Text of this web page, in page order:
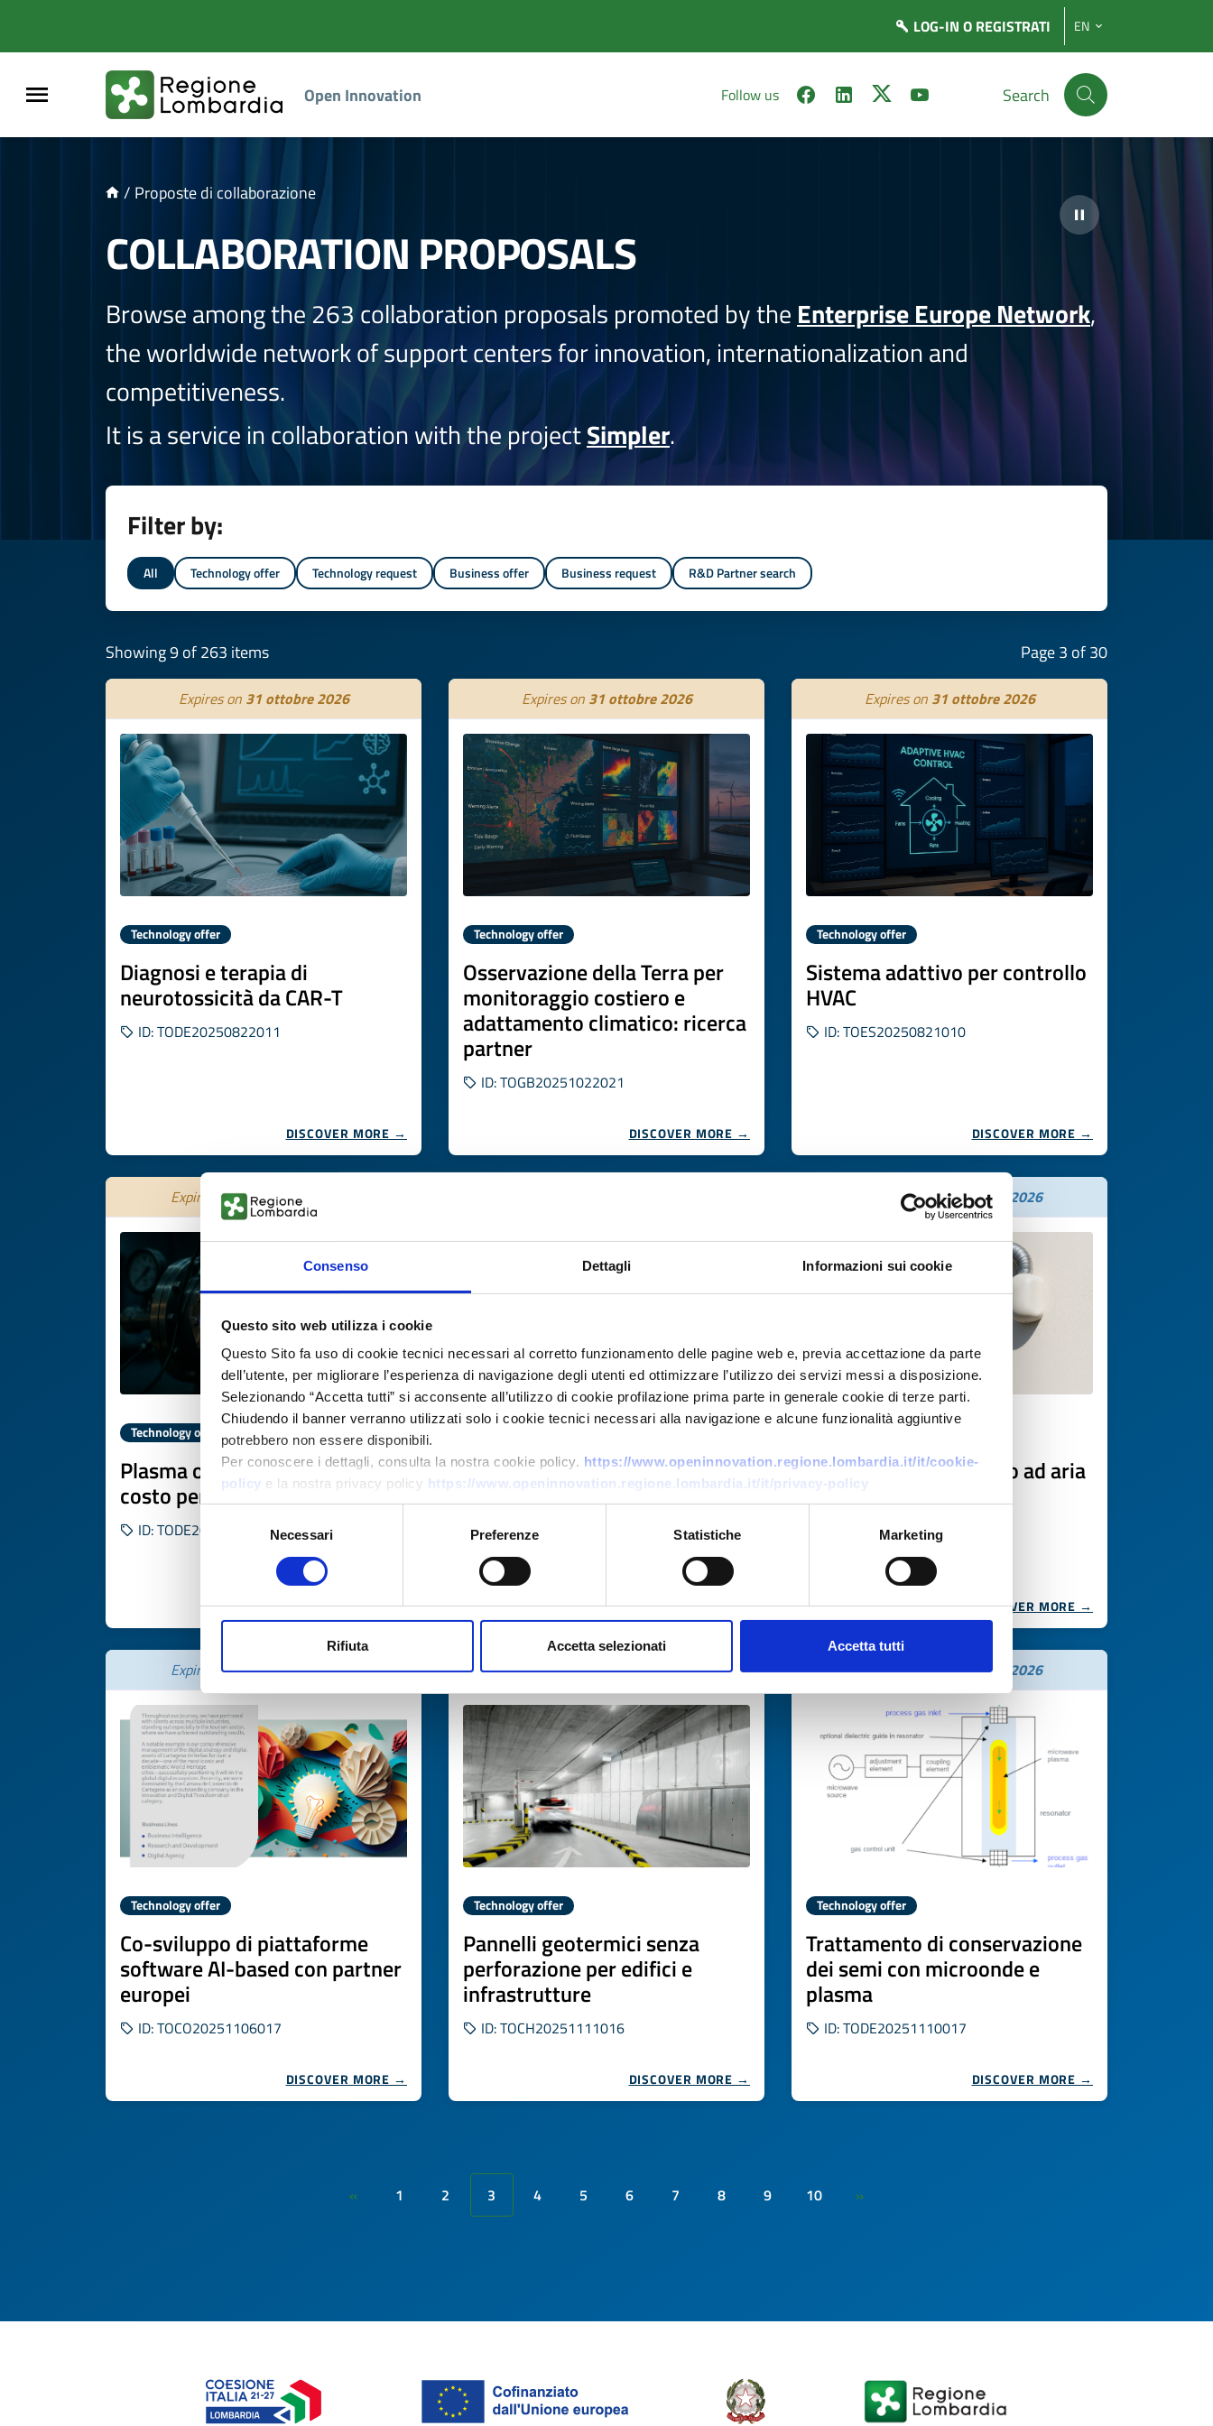
Consenso Dettagli Informazioni sui cookie
Questo sito web utilizza i cookie
Questo Sito fa uso di cookie tecnici necessari al corretto funzionamento delle pagine web e, previa accettazione da parte
dell’utente, per migliorare l’esperienza di navigazione degli utenti ed ottimizzare l’utilizzo dei servizi messi a disposizione.
Selezionando “Accetta tutti” si acconsente all’utilizzo di cookie profilazione prima parte in generale cookie di terze parti.
Chiudendo il banner verranno utilizzati solo i cookie tecnici necessari alla navigazione e alcune funzionalità aggiuntive
potrebbero non essere disponibili.
Per conoscere i dettagli, consulta la nostra cookie policy. https://www.openinnovation.regione.lombardia.it/it/cookie-
policy e la nostra privacy policy https://www.openinnovation.regione.lombardia.it/it/privacy-policy
del
Necessari Preferenze Statistiche Marketing
Rifiuta Accetta selezionati Accetta tutti
LOG-IN O REGISTRATI EN
Open Innovation Follow us Search
/ Proposte di collaborazione
COLLABORATION PROPOSALS
Browse among the 263 collaboration proposals promoted by the Enterprise Europe Network,
the worldwide network of support centers for innovation, internationalization and
competitiveness.
It is a service in collaboration with the projectSimpler.
Filter by:
All Technology offer Technology request Business offer Business request R&D Partner search
Showing 9 of 263 items Page 3 of 30
Expires on 31 ottobre 2026
Technology offer
Diagnosi e terapia di
neurotossicità da CAR-T
ID: TODE20250822011
DISCOVER MORE →
Expires on 31 ottobre 2026
Technology offer
Osservazione della Terra per
monitoraggio costiero e
adattamento climatico: ricerca
partner
ID: TOGB20251022021
DISCOVER MORE →
Expires on 31 ottobre 2026
Technology offer
Sistema adattivo per controllo
HVAC
ID: TOES20250821010
DISCOVER MORE →
Expires on04 novembre 2026
Technology offer
Plasma omogeneo a basso
costo per semiconduttori
ID: TODE20250822010
DISCOVER MORE →
Compressione compatta e
stoccaggio leggero di idrogeno
ID: TOES20251022003
DISCOVER MORE →
Expires on17 novembre 2026
Sistema solare termico ad aria
ad alta efficienza
ID: TODE20251111008
DISCOVER MORE →
Expires on17 novembre 2026
Technology offer
Co-sviluppo di piattaforme
software AI-based con partner
europei
ID: TOCO20251106017
DISCOVER MORE →
Expires on19 novembre 2026
Technology offer
Pannelli geotermici senza
perforazione per edifici e
infrastrutture
ID: TOCH20251111016
DISCOVER MORE →
Expires on21 novembre 2026
Technology offer
Trattamento di conservazione
dei semi con microonde e
plasma
ID: TODE20251110017
DISCOVER MORE →
« 1 2 3 4 5 6 7 8 9 10 »